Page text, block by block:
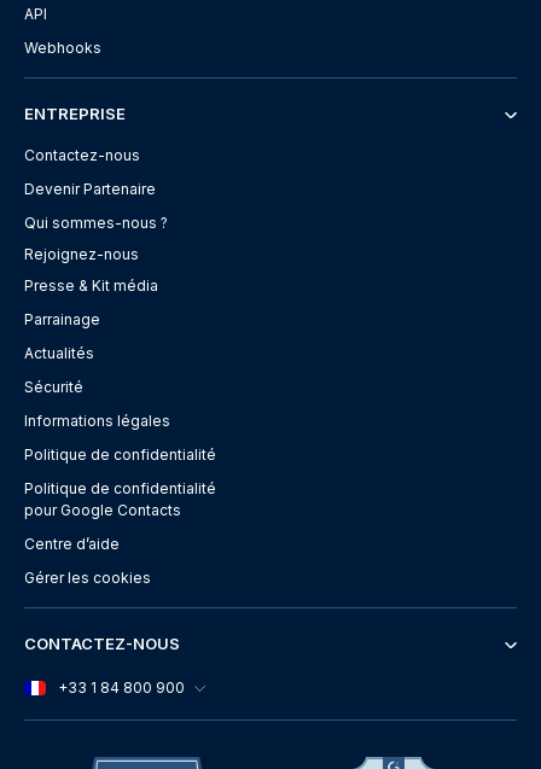
API
Webhooks
ENTREPRISE
Contactez-nous
Devenir Partenaire
Qui sommes-nous ?
Rejoignez-nous
Presse & Kit média
Parrainage
Actualités
Sécurité
Informations légales
Politique de confidentialité
Politique de confidentialité
pour Google Contacts
Centre d’aide
Gérer les cookies
CONTACTEZ-NOUS
+33 1 84 800 900